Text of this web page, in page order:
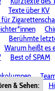
Texte über KV
Berühmte
Warum heißt es
Best of SPAM
& Sehen: